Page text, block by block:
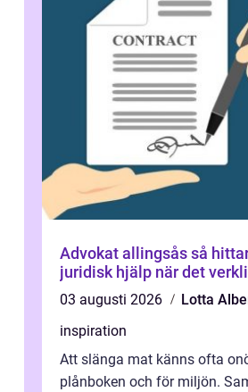
Advokat allingsås så hittar du rätt
juridisk hjälp när det
03 augusti 2026
Lotta
inspiration
Att slänga mat känns ofta
plånboken och för miljön.